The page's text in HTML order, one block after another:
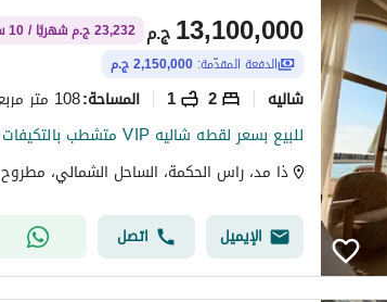
ج.م13,100,000
23,232 ج.م شهريًا / 10 سنوات
الدفعة المقدّمة: 2,150,000 ج.م
شاليه 2
1 المساحة:108 متر مربع
ذا مد، راس الحكمة، الساحل الشمالي، مطروح
الإيميل اتصل